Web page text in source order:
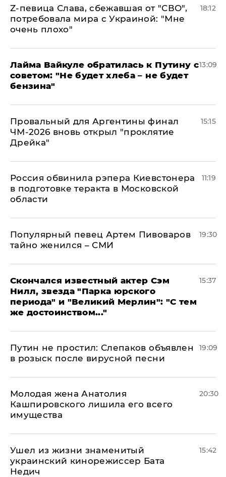
Z-певица Слава, сбежавшая от "СВО",
потребовала мира с Украиной: "Мне
очень плохо"
18:12
Лайма Вайкуле обратилась к Путину с
советом: "Не будет хлеба – не будет
бензина"
13:09
Провальный для Аргентины финал
ЧМ-2026 вновь открыл "проклятие
Дрейка"
15:15
Россия обвинила рэпера Киевстонера
в подготовке теракта в Московской
области
11:19
Популярный певец Артем Пивоваров
тайно женился – СМИ
19:30
Скончался известный актер Сэм
Нилл, звезда "Парка юрского
периода" и "Великий Мерлин": "С тем
же достоинством..."
15:37
Путин не простил: Слепаков объявлен
в розыск после вирусной песни
19:09
Молодая жена Анатолия
Кашпировского лишила его всего
имущества
20:30
Ушел из жизни знаменитый
украинский кинорежиссер Бата
Недич
15:42